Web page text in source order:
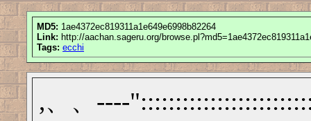
MD5: 1ae4372ec819311a1e649e6998b82264
Link: http://aachan.sageru.org/
Tags: ecchi
,、、-